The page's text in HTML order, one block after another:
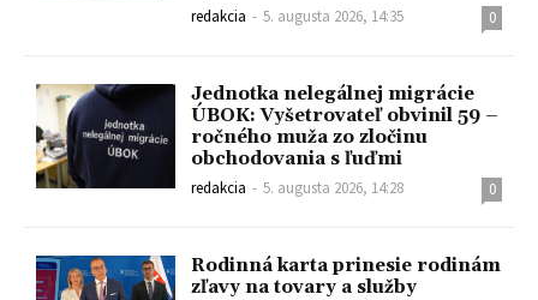
redakcia - 5. augusta 2026, 14:35 0
Jednotka nelegálnej migrácie
ÚBOK: Vyšetrovateľ obvinil 59 –
ročného muža zo zločinu
obchodovania s ľuďmi
redakcia - 5. augusta 2026, 14:28 0
Rodinná karta prinesie rodinám
zľavy na tovary a služby